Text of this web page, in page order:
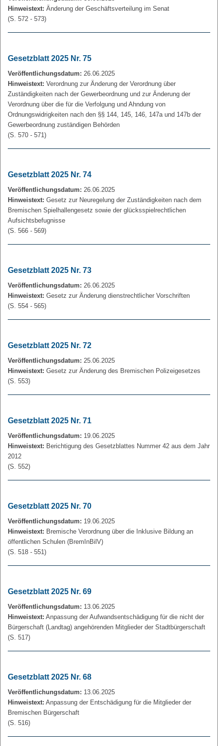
Hinweistext: Änderung der Geschäftsverteilung im Senat
(S. 572 - 573)
Gesetzblatt 2025 Nr. 75
Veröffentlichungsdatum: 26.06.2025
Hinweistext: Verordnung zur Änderung der Verordnung über
Zuständigkeiten nach der Gewerbeordnung und zur Änderung der
Verordnung über die für die Verfolgung und Ahndung von
Ordnungswidrigkeiten nach den §§ 144, 145, 146, 147a und 147b der
Gewerbeordnung zuständigen Behörden
(S. 570 - 571)
Gesetzblatt 2025 Nr. 74
Veröffentlichungsdatum: 26.06.2025
Hinweistext: Gesetz zur Neuregelung der Zuständigkeiten nach dem
Bremischen Spielhallengesetz sowie der glücksspielrechtlichen
Aufsichtsbefugnisse
(S. 566 - 569)
Gesetzblatt 2025 Nr. 73
Veröffentlichungsdatum: 26.06.2025
Hinweistext: Gesetz zur Änderung dienstrechtlicher Vorschriften
(S. 554 - 565)
Gesetzblatt 2025 Nr. 72
Veröffentlichungsdatum: 25.06.2025
Hinweistext: Gesetz zur Änderung des Bremischen Polizeigesetzes
(S. 553)
Gesetzblatt 2025 Nr. 71
Veröffentlichungsdatum: 19.06.2025
Hinweistext: Berichtigung des Gesetzblattes Nummer 42 aus dem Jahr
2012
(S. 552)
Gesetzblatt 2025 Nr. 70
Veröffentlichungsdatum: 19.06.2025
Hinweistext: Bremische Verordnung über die Inklusive Bildung an
öffentlichen Schulen (BremInBilV)
(S. 518 - 551)
Gesetzblatt 2025 Nr. 69
Veröffentlichungsdatum: 13.06.2025
Hinweistext: Anpassung der Aufwandsentschädigung für die nicht der
Bürgerschaft (Landtag) angehörenden Mitglieder der Stadtbürgerschaft
(S. 517)
Gesetzblatt 2025 Nr. 68
Veröffentlichungsdatum: 13.06.2025
Hinweistext: Anpassung der Entschädigung für die Mitglieder der
Bremischen Bürgerschaft
(S. 516)